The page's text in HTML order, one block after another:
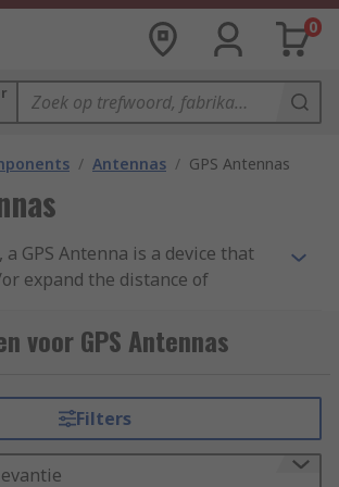
0
/ Antennas / GPS Antennas
GPS Antenna is a device that
expand the distance of
These GPS Antennas
signals into electronic signals
a wide range of GPS
voor GPS Antennas
Filters